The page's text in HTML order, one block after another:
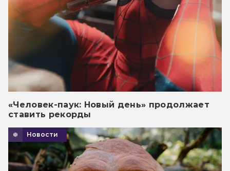
«Человек-паук: Новый день» продолжает
ставить рекорды
Новости